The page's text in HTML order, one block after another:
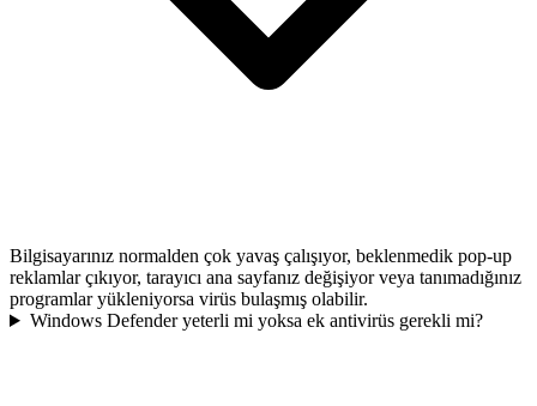
Bilgisayarınız normalden çok yavaş çalışıyor, beklenmedik pop-up
reklamlar çıkıyor, tarayıcı ana sayfanız değişiyor veya tanımadığınız
programlar yükleniyorsa virüs bulaşmış olabilir.
Windows Defender yeterli mi yoksa ek antivirüs gerekli mi?